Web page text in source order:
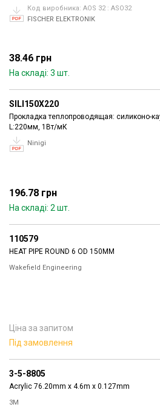
авторизація
Контакти
Доставка
Тех.
Підтримка
Код виробника: AOS 32 : ASO32
FISCHER ELEKTRONIK
38.46 грн
На складі: 3 шт.
SILI150X220
Прокладка теплопроводящая: силиконо-
L:220мм, 1Вт/мК
Ninigi
196.78 грн
На складі: 2 шт.
110579
HEAT PIPE ROUND 6 OD 150MM
Wakefield Engineering
Ціна за запитом
Під замовлення
3-5-8805
Acrylic 76.20mm x 4.6m x 0.127mm
3M